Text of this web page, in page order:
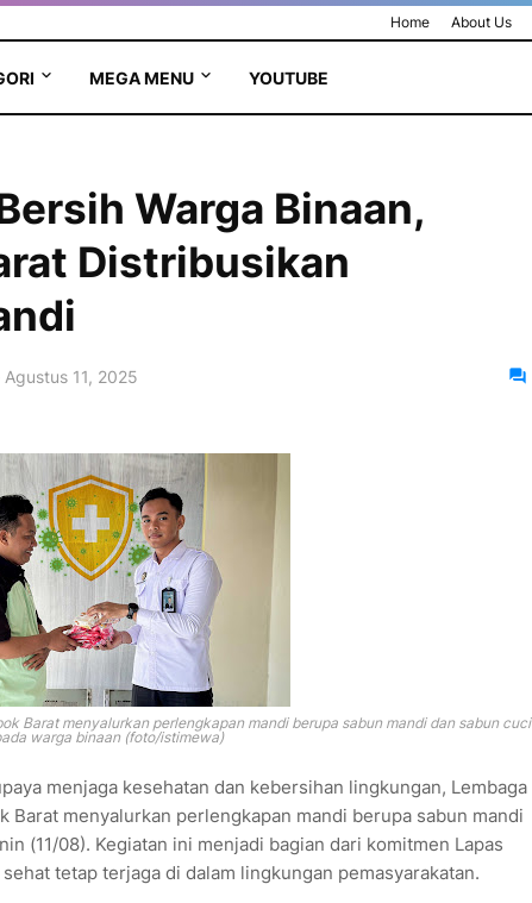
Home About Us
MEGA MENU YOUTUBE
Warga Binaan,
Distribusikan
Agustus 11, 2025
Barat menyalurkan perlengkapan mandi berupa sabun mandi dan sabun cuci
warga binaan (foto/istimewa)
menjaga kesehatan dan kebersihan lingkungan, Lembaga
Barat menyalurkan perlengkapan mandi berupa sabun mandi
(11/08). Kegiatan ini menjadi bagian dari komitmen Lapas
tetap terjaga di dalam lingkungan pemasyarakatan.